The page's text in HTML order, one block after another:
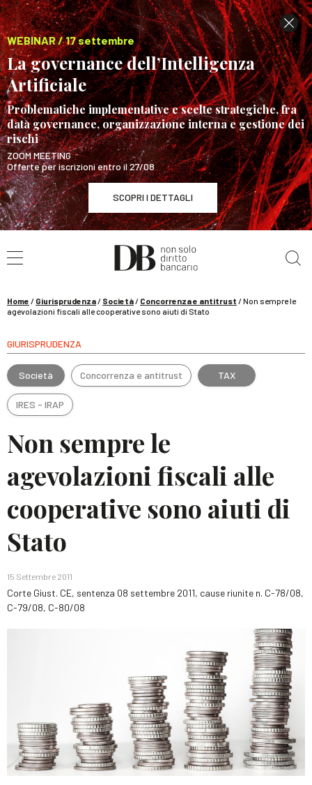
WEBINAR / 17 settembre
La governance dell’Intelligenza
Artificiale
Problematiche implementative e scelte strategiche, fra
data governance, organizzazione interna e gestione dei
rischi
ZOOM MEETING
Offerte per iscrizioni entro il 27/08
SCOPRI I DETTAGLI
WEBINAR / 17 settembre
La governance dell’Intelligenza Artificiale
Home / Giurisprudenza/ Società/ Concorrenza e antitrust /Non sempre le
agevolazioni fiscali alle cooperative sono aiuti di Stato
GIURISPRUDENZA
Società Concorrenza e antitrust TAX
IRES - IRAP
Non sempre le
agevolazioni fiscali alle
cooperative sono aiuti di
Stato
15 Settembre 2011
Corte Giust. CE, sentenza 08 settembre 2011, cause riunite n. C-78/08,
C-79/08, C-80/08